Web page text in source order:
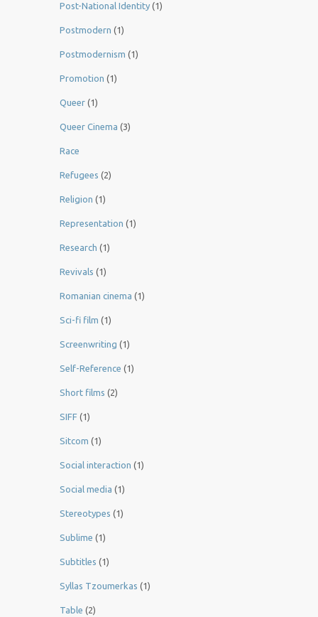
Post-National Identity (1)
Postmodern (1)
Postmodernism (1)
Promotion (1)
Queer (1)
Queer Cinema (3)
Race
Refugees (2)
Religion (1)
Representation (1)
Research (1)
Revivals (1)
Romanian cinema (1)
Sci-fi film (1)
Screenwriting (1)
Self-Reference (1)
Short films (2)
SIFF (1)
Sitcom (1)
Social interaction (1)
Social media (1)
Stereotypes (1)
Sublime (1)
Subtitles (1)
Syllas Tzoumerkas (1)
Table (2)